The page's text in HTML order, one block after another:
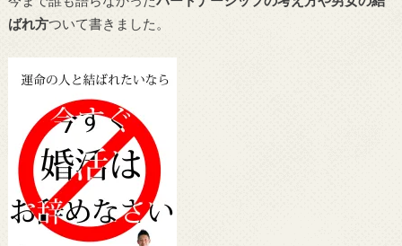
ばれ方ついて書きました。